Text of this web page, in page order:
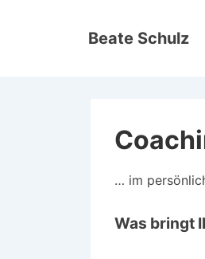
Beate Schulz
… im
Was bringt